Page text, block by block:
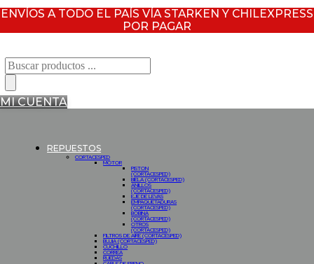
ENVÍOS A TODO EL PAÍS VÍA STARKEN Y CHILEXPRESS
POR PAGAR
Búsqueda
de
productos
MI CUENTA
REPUESTOS
CORTACESPED
MOTOR
PISTON
(CORTACESPED)
BIELA (CORTACESPED)
ANILLOS
(CORTACESPED)
EJE DE LEVAS
EMPAQUETADURAS
(CORTACESPED)
BOBINA
(CORTACESPED)
OTROS
(CORTACESPED)
FILTROS DE AIRE (CORTACESPED)
BUJIA (CORTACESPED)
CUCHILLO
CORREA
RUEDAS